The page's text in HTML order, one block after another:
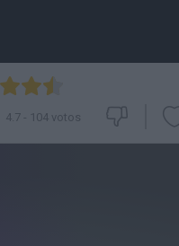
4.7 - 104 votos